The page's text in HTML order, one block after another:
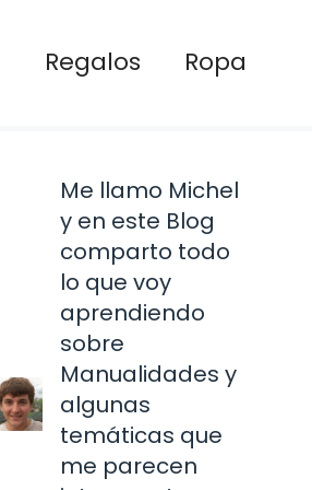
Regalos Ropa
Me llamo Michel
y en este Blog
comparto todo
lo que voy
aprendiendo
sobre
Manualidades y
algunas
temáticas que
me parecen